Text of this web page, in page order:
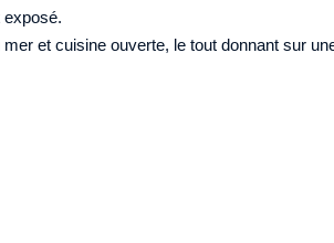
exposé.
et cuisine ouverte, le tout donnant sur